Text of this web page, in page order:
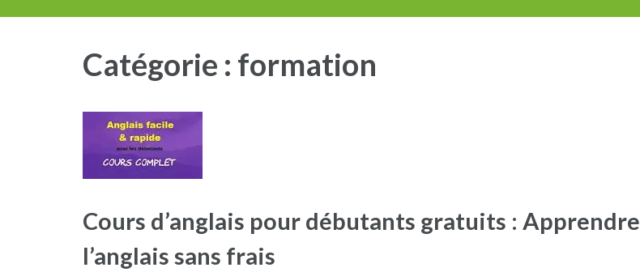
Catégorie : formation
Cours d’anglais pour débutants gratuits : Apprendre
l’anglais sans frais